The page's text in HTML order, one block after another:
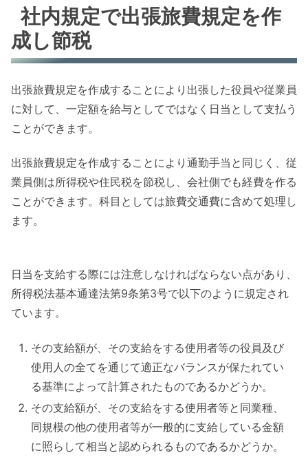
社内規定で出張旅費規定を作
成し節税
出張旅費規定を作成することにより出張した役員や従業員
に対して、一定額を給与としてではなく日当として支払う
ことができます。
出張旅費規定を作成することにより通勤手当と同じく、従
業員側は所得税や住民税を節税し、会社側でも経費を作る
ことができます。科目としては旅費交通費に含めて処理し
ます。
日当を支給する際には注意しなければならない点があり、
所得税法基本通達法第9条第3号で以下のように規定され
ています。
その支給額が、その支給をする使用者等の役員及び
使用人の全てを通じて適正なバランスが保たれてい
る基準によって計算されたものであるかどうか。
その支給額が、その支給をする使用者等と同業種、
同規模の他の使用者等が一般的に支給している金額
に照らして相当と認められるものであるかどうか。